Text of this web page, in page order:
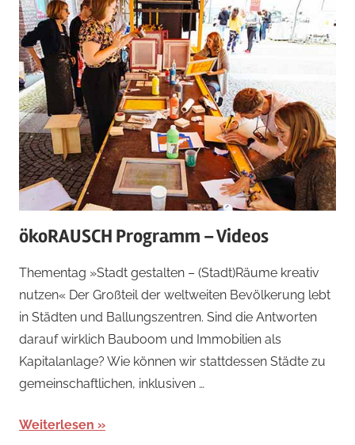
ökoRAUSCH Programm – Videos
Thementag »Stadt gestalten – (Stadt)Räume kreativ
nutzen« Der Großteil der weltweiten Bevölkerung lebt
in Städten und Ballungszentren. Sind die Antworten
darauf wirklich Bauboom und Immobilien als
Kapitalanlage? Wie können wir stattdessen Städte zu
gemeinschaftlichen, inklusiven …
Weiterlesen